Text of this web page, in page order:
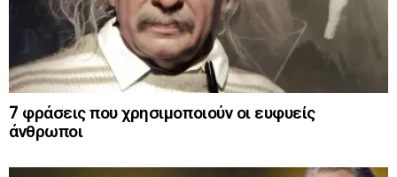
7 φράσεις που χρησιμοποιούν οι ευφυείς
άνθρωποι